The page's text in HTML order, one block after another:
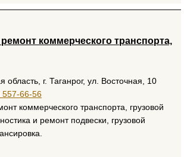
коммерческого транспорта,
область, г. Таганрог, ул. Восточная, 10
557-66-56
коммерческого транспорта, грузовой
и ремонт подвески, грузовой